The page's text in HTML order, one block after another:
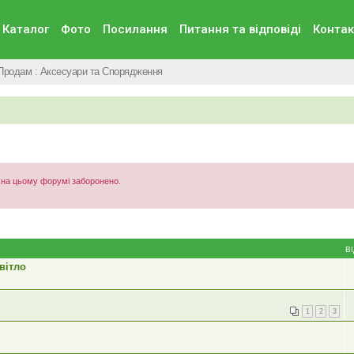
Каталог Фото Посилання Питання та вiдповiдi
: Аксесуари та Спорядження
цьому форумі заборонено.
1 2 3